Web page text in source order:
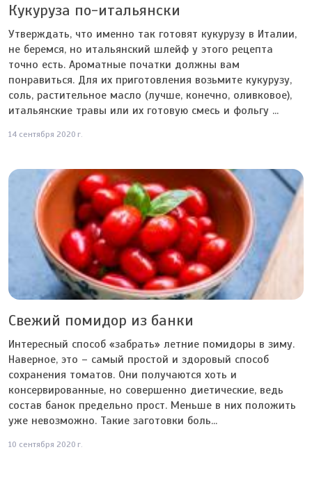
Кукуруза по-итальянски
Утверждать, что именно так готовят кукурузу в Италии,
не беремся, но итальянский шлейф у этого рецепта
точно есть. Ароматные початки должны вам
понравиться. Для их приготовления возьмите кукурузу,
соль, растительное масло (лучше, конечно, оливковое),
итальянские травы или их готовую смесь и фольгу ...
14 сентября 2020 г.
Свежий помидор из банки
Интересный способ «забрать» летние помидоры в зиму.
Наверное, это – самый простой и здоровый способ
сохранения томатов. Они получаются хоть и
консервированные, но совершенно диетические, ведь
состав банок предельно прост. Меньше в них положить
уже невозможно. Такие заготовки боль...
10 сентября 2020 г.